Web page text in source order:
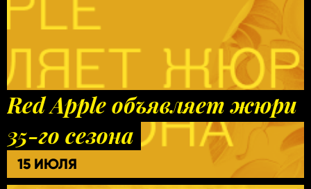
Red Apple объявляет жюри
35-го сезона
15 ИЮЛЯ